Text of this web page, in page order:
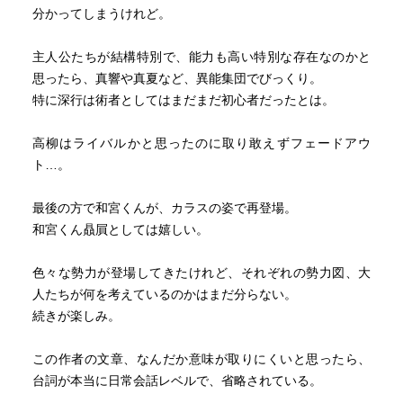
分かってしまうけれど。
主人公たちが結構特別で、能力も高い特別な存在なのかと
思ったら、真響や真夏など、異能集団でびっくり。
特に深行は術者としてはまだまだ初心者だったとは。
高柳はライバルかと思ったのに取り敢えずフェードアウ
ト…。
最後の方で和宮くんが、カラスの姿で再登場。
和宮くん贔屓としては嬉しい。
色々な勢力が登場してきたけれど、それぞれの勢力図、大
人たちが何を考えているのかはまだ分らない。
続きが楽しみ。
この作者の文章、なんだか意味が取りにくいと思ったら、
台詞が本当に日常会話レベルで、省略されている。